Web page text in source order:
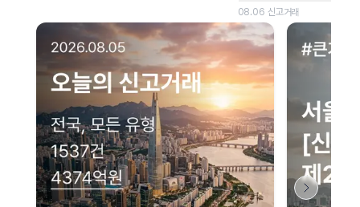
네이버 지도 연결 안내
현재 네이버 지도 연결이 원활하지 않아 지도를 불러올 수 없습니다.
이용에 불편을 드려 죄송합니다.